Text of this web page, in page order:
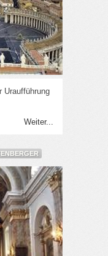
Uraufführung
Weiter...